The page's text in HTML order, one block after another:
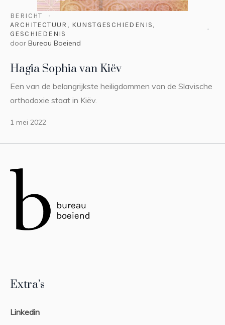
BERICHT
ARCHITECTUUR , KUNSTGESCHIEDENIS,
GESCHIEDENIS
door Bureau Boeiend
Hagia Sophia van Kiëv
Een van de belangrijkste heiligdommen van de Slavische
orthodoxie staat in Kiëv.
1 mei 2022
Extra’s
Linkedin